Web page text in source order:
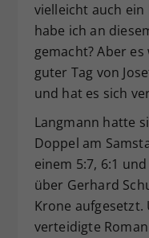
vielleicht auch
habe ich an
gemacht? Aber
guter Tag von
und hat es sich
Langmann hatte
Doppel am
einem 5:7, 6:1
über Gerhard
Krone
verteidigte